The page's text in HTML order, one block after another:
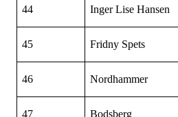
44 Inger Lise Hansen
45 Fridny Spets
46 Nordhammer
47 Bodsberg